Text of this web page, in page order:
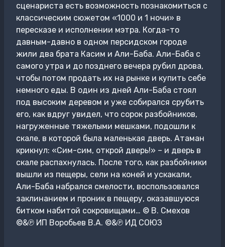
сценариста есть возможность познакомиться с
классическим сюжетом «1000 и 1 ночи» в
пересказе и исполнении мэтра. Когда-то
давным-давно в одном персидском городе
жили два брата Касим и Али-Баба. Али-Баба с
самого утра и до позднего вечера рубил дрова,
чтобы потом продать их на рынке и купить себе
немного еды. В один из дней Али-Баба стоял
под высоким деревом и уже собирался срубить
его, как вдруг увидел, что сорок разбойников,
нагруженные тяжелыми мешками, подошли к
скале, в которой была маленькая дверь. Атаман
крикнул: «Сим-сим, открой дверь!» – и дверь в
скале распахнулась. После того, как разбойники
вышли из пещеры, сели на коней и ускакали,
Али-Баба набрался смелости, воспользовался
заклинанием и проник в пещеру, оказавшуюся
битком набитой сокровищами… © В. Смехов
©&℗ ИП Воробьев В.А. ©&℗ ИД СОЮЗ